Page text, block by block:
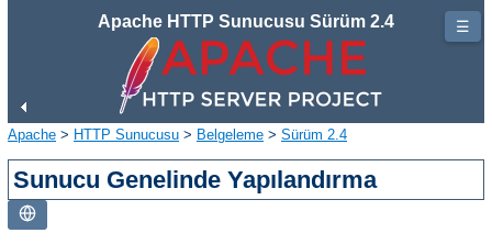
Apache HTTP Sunucusu Sürüm 2.4
Apache > HTTP Sunucusu > Belgeleme > Sürüm 2.4
Sunucu Genelinde Yapılandırma
☰